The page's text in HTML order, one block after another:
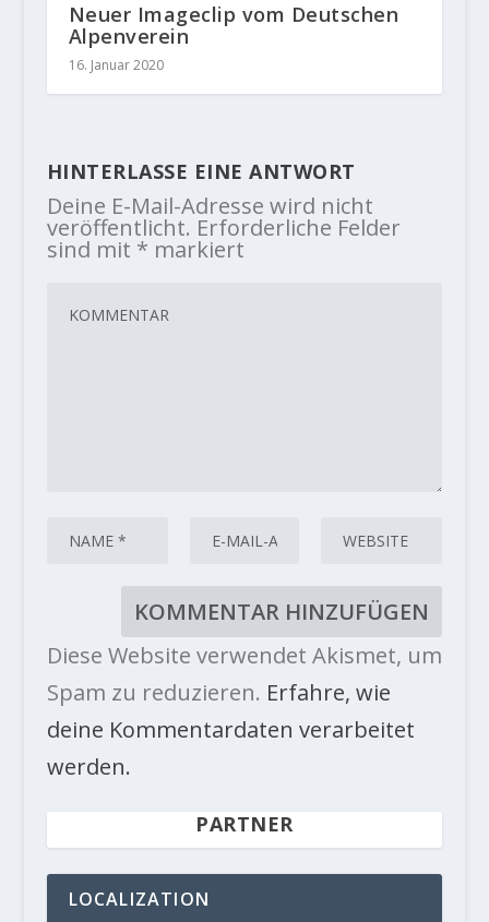
Neuer Imageclip vom Deutschen
Alpenverein
16. Januar 2020
HINTERLASSE EINE ANTWORT
Deine E-Mail-Adresse wird nicht
veröffentlicht. Erforderliche Felder
sind mit * markiert
Diese Website verwendet Akismet, um
Spam zu reduzieren. Erfahre, wie
deine Kommentardaten verarbeitet
werden.
PARTNER
LOCALIZATION